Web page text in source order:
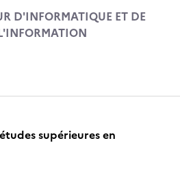
D'INFORMATIQUE ET DE
supérieures en